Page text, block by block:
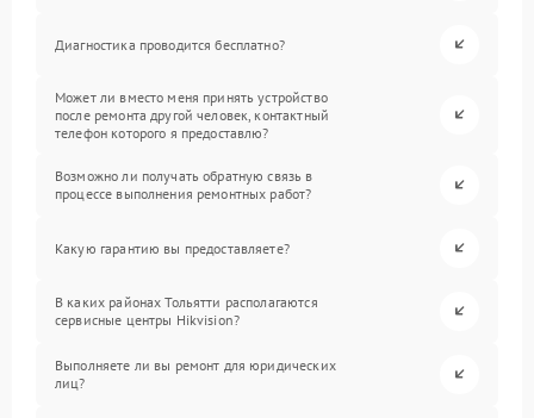
Диагностика проводится бесплатно?
Может ли вместо меня принять устройство
после ремонта другой человек, контактный
телефон которого я предоставлю?
Возможно ли получать обратную связь в
процессе выполнения ремонтных работ?
Какую гарантию вы предоставляете?
В каких районах Тольятти располагаются
сервисные центры Hikvision?
Выполняете ли вы ремонт для юридических
лиц?